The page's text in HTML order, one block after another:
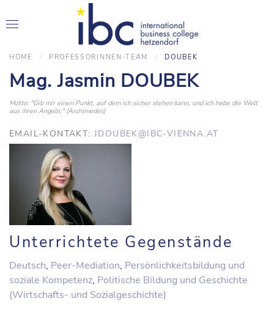
HOME PROFESSORINNEN-TEAM DOUBEK
Mag. Jasmin DOUBEK
Motto: "Gib mir einen Punkt, auf dem ich sicher stehen kann, und ich hebe die Welt
aus ihren Angeln." (Archimedes)
EMAIL-KONTAKT: JDOUBEK@IBC-VIENNA.AT
Unterrichtete Gegenstände
Deutsch, Peer-Mediation, Persönlichkeitsbildung und
soziale Kompetenz, Politische Bildung und Geschichte
(Wirtschafts- und Sozialgeschichte)